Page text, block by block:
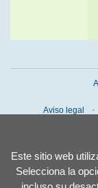
Este sitio web
Selecciona la
Aviso legal